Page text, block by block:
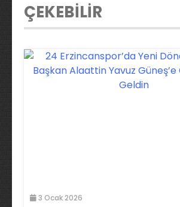
ÇEKEBİLİR
3 Ocak 2026